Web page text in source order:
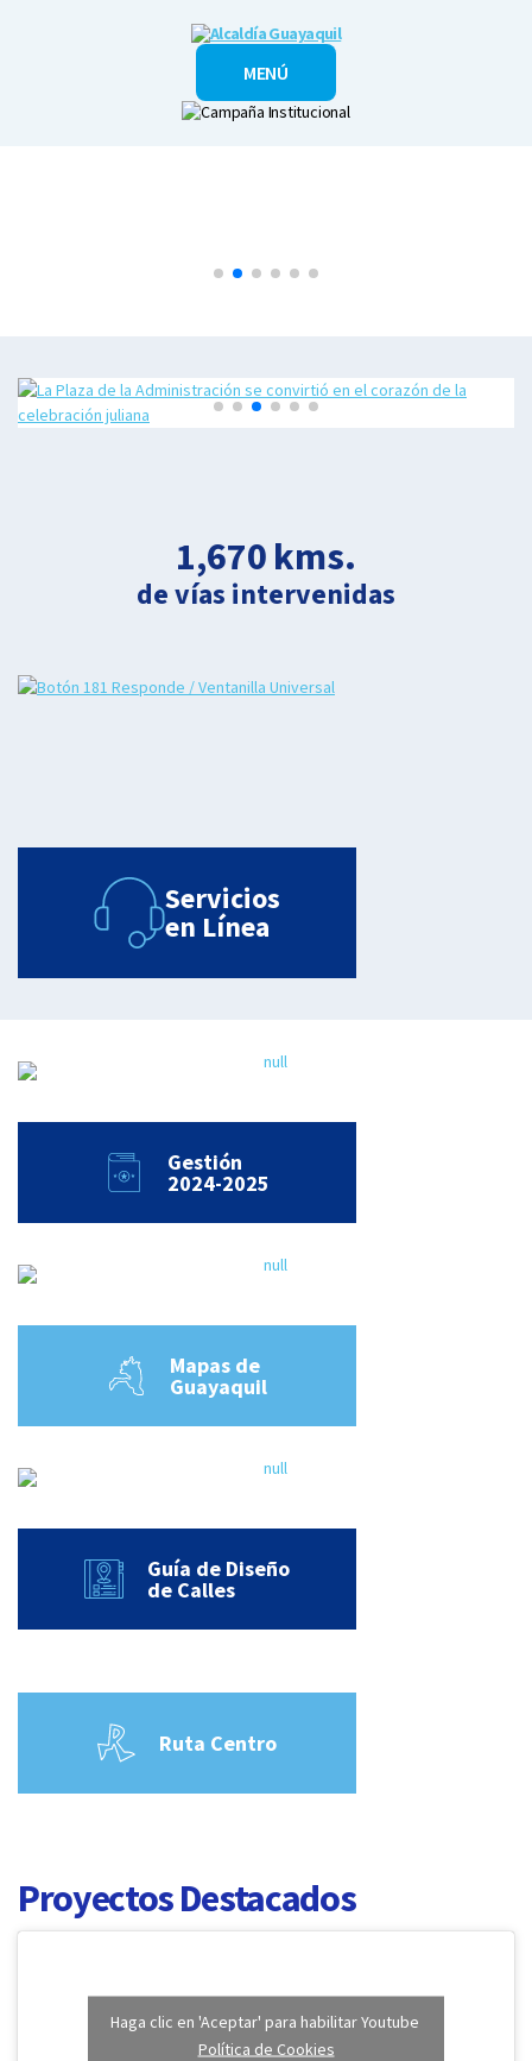
Alcaldía
GuayaquilMENÚ
1,670kms.
de vías intervenidas
Servicios
en Línea
Gestión
2024-2025
Mapas de
Guayaquil
Guía de Diseño
de Calles
Ruta Centro
Proyectos Destacados
Haga clic en 'Aceptar' para habilitar Youtube
Política de Cookies